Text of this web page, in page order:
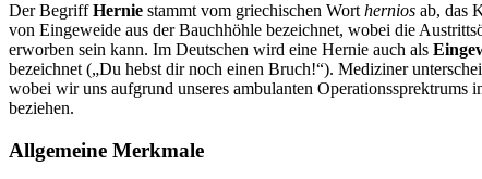
Der BegriffHernie stammt vom griechischen Wort hernios ab, das
von Eingeweide aus der Bauchhöhle bezeichnet, wobei die
erworben sein kann. Im Deutschen wird eine Hernie auch als
bezeichnet („Du hebst dir noch einen Bruch!“). Mediziner
wobei wir uns aufgrund unseres ambulanten Operationssprektrums
beziehen.
Allgemeine Merkmale